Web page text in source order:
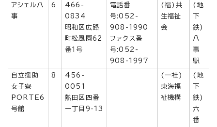
アシェル八
事
6
466-
0834
昭和区広路
町松風園62
番1号
電話番
号:052-
908-1990
ファクス番
号:052-
908-1997
(福)共
生福祉
会
(地
下
鉄)
八
事
駅
自立援助
女子寮
PORTE6
号館
8
456-
0051
熱田区四番
一丁目9-13
(一社)
東海福
祉機構
(地
下
鉄)
六
番